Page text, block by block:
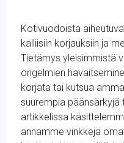
Kotivuodoista
kalliisiin korjauksiin ja
Tietämys yleisimmistä
ongelmien
korjata tai kutsua
suurempia päänsärkyjä
artikkelissa
annamme vinkkejä